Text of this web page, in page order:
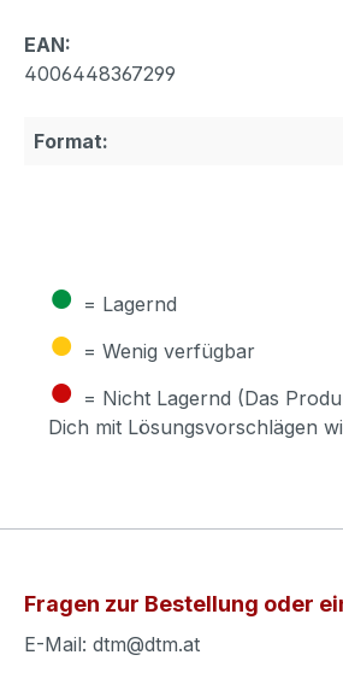
EAN:
4006448367299
Format:
● = Lagernd
● = Wenig verfügbar
● = Nicht Lagernd (Das
Dich mit Lösungsvorschlägen
Fragen zur Bestellung oder
E-Mail: dtm@dtm.at